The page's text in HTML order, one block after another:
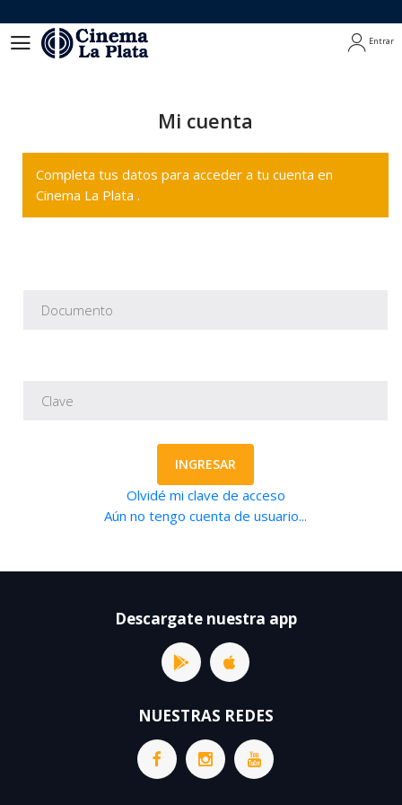
Entrar
Mi cuenta
Completa tus datos para acceder a tu cuenta en
Cinema La Plata .
INGRESAR
Olvidé mi clave de acceso
Aún no tengo cuenta de usuario...
Descargate nuestra app
NUESTRAS REDES